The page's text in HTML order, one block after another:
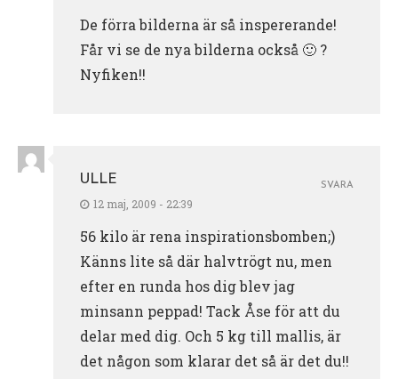
De förra bilderna är så inspererande!
Får vi se de nya bilderna också 🙂 ?
Nyfiken!!
ULLE
12 maj, 2009 - 22:39
56 kilo är rena inspirationsbomben;)
Känns lite så där halvtrögt nu, men
efter en runda hos dig blev jag
minsann peppad! Tack Åse för att du
delar med dig. Och 5 kg till mallis, är
det någon som klarar det så är det du!!
SVARA